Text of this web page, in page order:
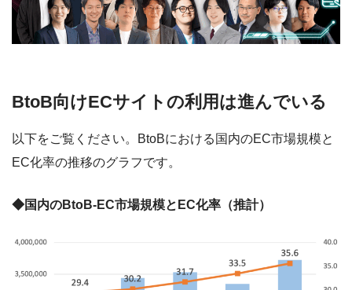
BtoB向けECサイトの利用は進んでいる
以下をご覧ください。BtoBにおける国内のEC市場規模と
EC化率の推移のグラフです。
◆国内のBtoB-EC市場規模とEC化率（推計）